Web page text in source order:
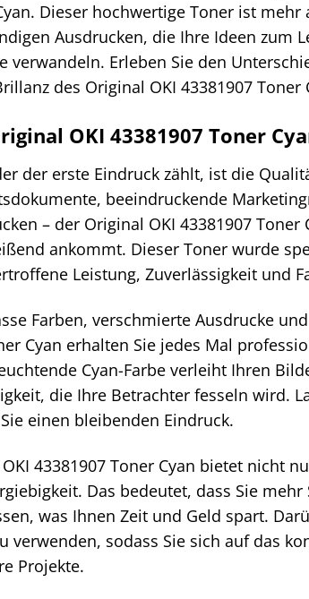
Dieser hochwertige Toner ist
Ausdrucken, die Ihre Ideen zum
verwandeln. Erleben Sie den
des Original OKI 43381907 Toner
OKI 43381907 Toner
der erste Eindruck zählt, ist die
beeindruckende
– der Original OKI 43381907
ankommt. Dieser Toner wurde
Leistung, Zuverlässigkeit und
Farben, verschmierte Ausdrucke
Cyan erhalten Sie jedes Mal
Cyan-Farbe verleiht Ihren
die Ihre Betrachter fesseln wird.
einen bleibenden Eindruck.
43381907 Toner Cyan bietet nicht
Das bedeutet, dass Sie
was Ihnen Zeit und Geld spart.
verwenden, sodass Sie sich auf das
Projekte.